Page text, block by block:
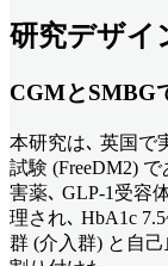
研究デザイ
CGMとSMBG
本研究は､ 英国で
試験 (FreeDM2)
害薬､ GLP-1受容
理され､ HbA1c
群 (介入群) と自